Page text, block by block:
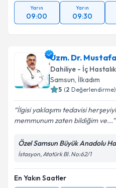
Yarın
09:00
Yarın
09:30
Uzm. Dr.
Dahiliye - İç
Samsun, İlkadım
5 (2 Değerlendirme)
İlgisi yaklaşımı tedavisi
memmunum zaten bildiğim ve...
Özel Samsun Büyük Anadolu
İstasyon, Atatürk Bl. No:62/1
En Yakın Saatler